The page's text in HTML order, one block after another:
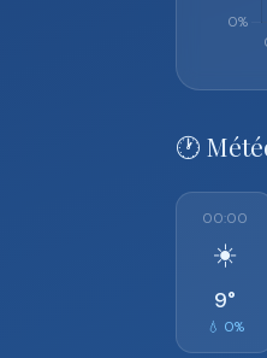
🕐
00:00
☀️
9°
💧 0%